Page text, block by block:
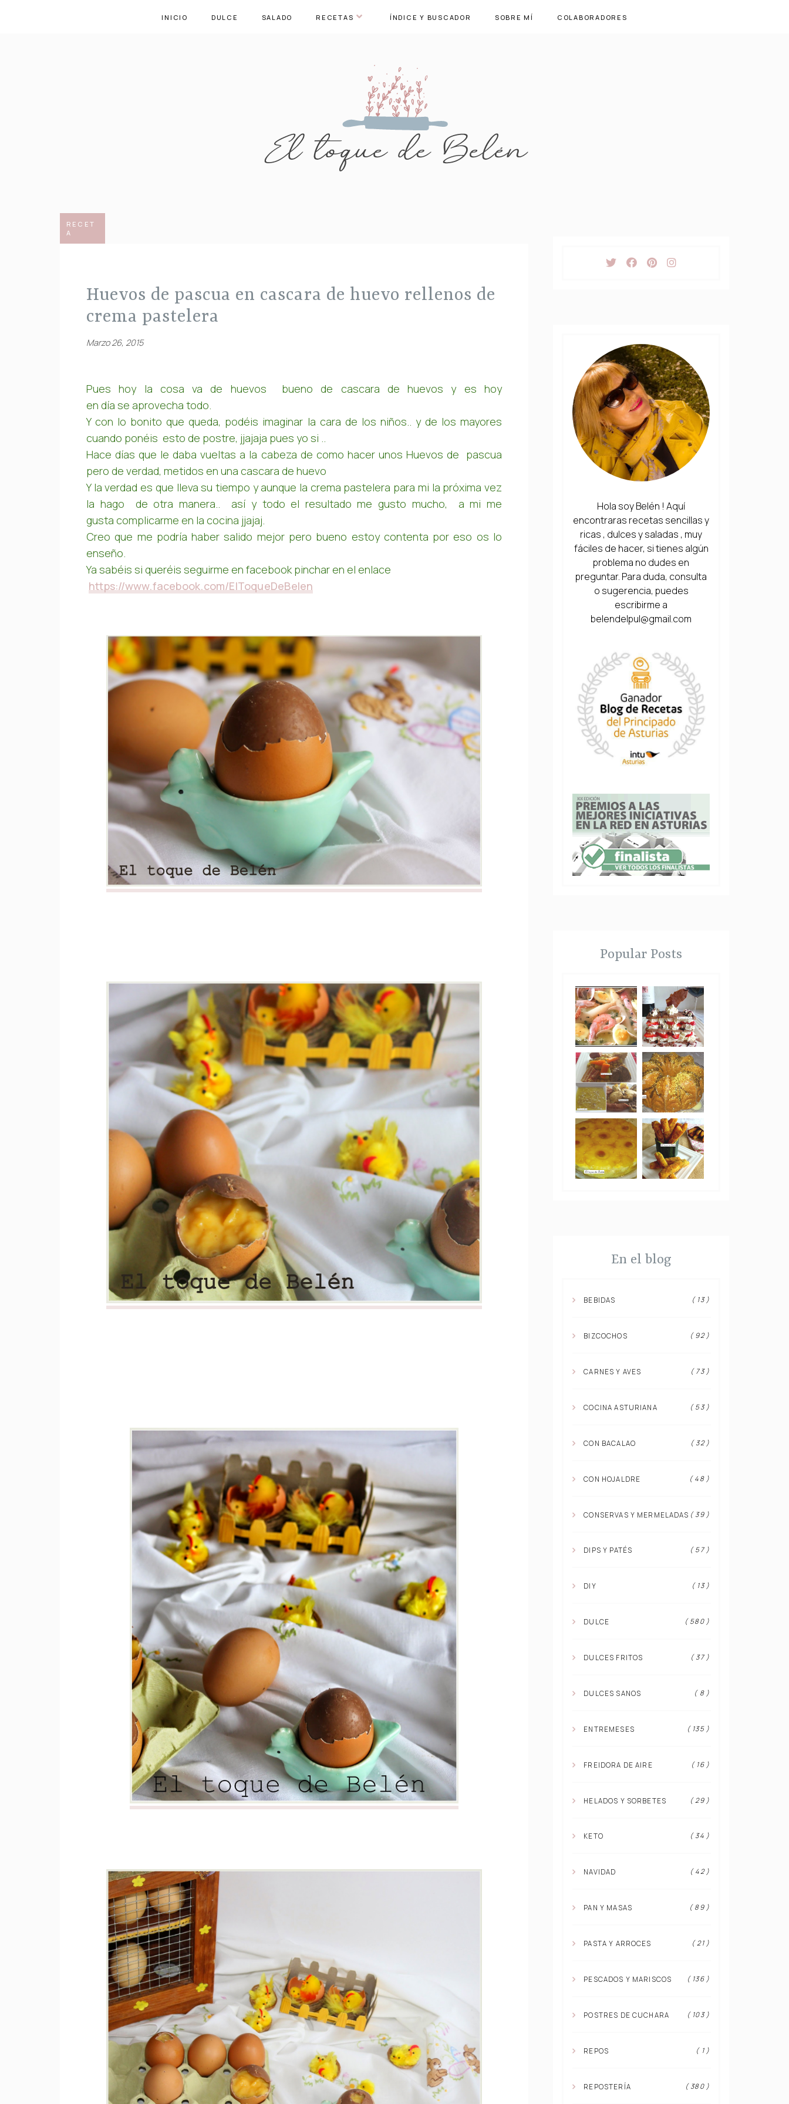
INICIO DULCE SALADO RECETAS ÍNDICE Y BUSCADOR SOBRE MÍ COLABORADORES
RECET
A
huevos de pascua en cascara de huevo rellenos de
crema pastelera
Marzo 26, 2015
Pues hoy la cosa va de huevos bueno de cascara de huevos y es hoy
en día se aprovecha todo.
Y con lo bonito que queda, podéis imaginar la cara de los niños.. y de los mayores
cuando ponéis esto de postre, jjajaja pues yo si ..
Hace días que le daba vueltas a la cabeza de como hacer unos Huevos de pascua
pero de verdad, metidos en una cascara de huevo
Y la verdad es que lleva su tiempo y aunque la crema pastelera para mi la próxima vez
la hago de otra manera.. así y todo el resultado me gusto mucho, a mi me
gusta complicarme en la cocina jjajaj.
Creo que me podría haber salido mejor pero bueno estoy contenta por eso os lo
enseño.
Ya sabéis si queréis seguirme en facebook pinchar en el enlace
https://www.facebook.com/ElToqueDeBelen
Hola soy Belén ! Aquí
encontraras recetas sencillas y
ricas , dulces y saladas , muy
fáciles de hacer, si tienes algún
problema no dudes en
preguntar. Para duda, consulta
o sugerencia, puedes
escribirme a
belendelpul@gmail.com
Popular Posts
En el blog
BEBIDAS ( 13 )
BIZCOCHOS ( 92 )
CARNES Y AVES ( 73 )
COCINA ASTURIANA ( 53 )
CON BACALAO ( 32 )
CON HOJALDRE ( 48 )
CONSERVAS Y MERMELADAS ( 39 )
DIPS Y PATÉS ( 57 )
DIY ( 13 )
DULCE ( 580 )
DULCES FRITOS ( 37 )
DULCES SANOS ( 8 )
ENTREMESES ( 135 )
FREIDORA DE AIRE ( 16 )
HELADOS Y SORBETES ( 29 )
KETO ( 34 )
NAVIDAD ( 42 )
PAN Y MASAS ( 89 )
PASTA Y ARROCES ( 21 )
PESCADOS Y MARISCOS ( 136 )
POSTRES DE CUCHARA ( 103 )
REPOS ( 1 )
REPOSTERÍA ( 380 )